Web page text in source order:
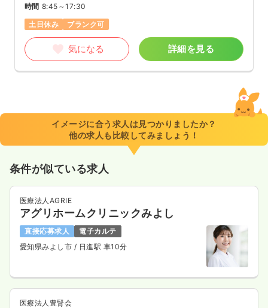
時間 8:45～17:30
土日休み
ブランク可
気になる 詳細を見る
イメージに合う求人は見つかりましたか？
他の求人も比較してみましょう！
条件が似ている求人
医療法人AGRIE
アグリホームクリニックみよし
直接応募求人
電子カルテ
愛知県みよし市 / 日進駅 車10分
医療法人豊腎会